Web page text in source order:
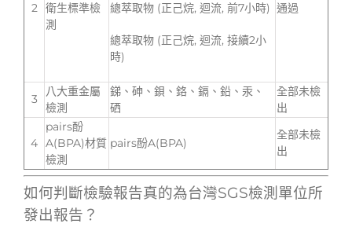
2 衛生標準檢
測
總萃取物 (正己烷, 迴流, 前7小時)
總萃取物 (正己烷, 迴流, 接續2小
時)
通過
3
八大重金屬
檢測
銻、砷、鋇、鉻、鎘、鉛、汞、
硒
全部未檢
出
4
pairs酚
A(BPA)材質
檢測
pairs酚A(BPA)
全部未檢
出
如何判斷檢驗報告真的為台灣SGS檢測單位所
發出報告？